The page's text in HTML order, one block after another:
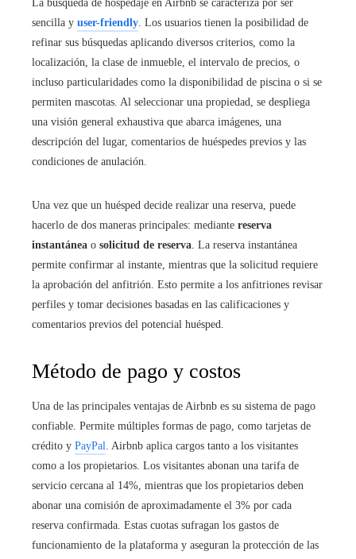
La búsqueda de hospedaje en Airbnb se caracteriza por ser
sencilla y user-friendly. Los usuarios tienen la posibilidad de
refinar sus búsquedas aplicando diversos criterios, como la
localización, la clase de inmueble, el intervalo de precios, o
incluso particularidades como la disponibilidad de piscina o si se
permiten mascotas. Al seleccionar una propiedad, se despliega
una visión general exhaustiva que abarca imágenes, una
descripción del lugar, comentarios de huéspedes previos y las
condiciones de anulación.
Una vez que un huésped decide realizar una reserva, puede
hacerlo de dos maneras principales: mediante reserva
instantánea o solicitud de reserva. La reserva instantánea
permite confirmar al instante, mientras que la solicitud requiere
la aprobación del anfitrión. Esto permite a los anfitriones revisar
perfiles y tomar decisiones basadas en las calificaciones y
comentarios previos del potencial huésped.
Método de pago y costos
Una de las principales ventajas de Airbnb es su sistema de pago
confiable. Permite múltiples formas de pago, como tarjetas de
crédito y PayPal. Airbnb aplica cargos tanto a los visitantes
como a los propietarios. Los visitantes abonan una tarifa de
servicio cercana al 14%, mientras que los propietarios deben
abonar una comisión de aproximadamente el 3% por cada
reserva confirmada. Estas cuotas sufragan los gastos de
funcionamiento de la plataforma y aseguran la protección de las